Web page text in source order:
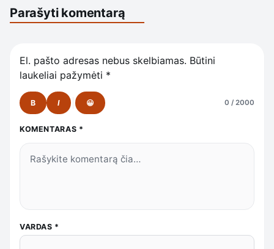
Parašyti komentarą
El. pašto adresas nebus skelbiamas. Būtini
laukeliai pažymėti *
B I 😀 0 / 2000
KOMENTARAS *
VARDAS *